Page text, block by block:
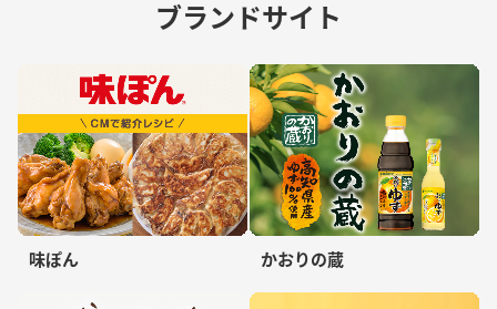
ブランドサイト
味ぽん かおりの蔵